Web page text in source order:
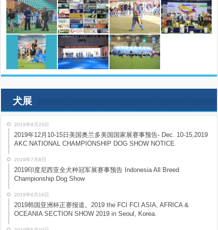
犬展
2019年9月23日
2019年12月10-15日美国奥兰多美国国家展赛事预告- Dec. 10-15,2019
AKC NATIONAL CHAMPIONSHIP DOG SHOW NOTICE
2019年7月8日
2019印度尼西亚全犬种冠军展赛事预告 Indonesia All Breed
Championship Dog Show
2019年6月16日
2019韩国亚洲杯正赛报道。2019 the FCI FCI ASIA, AFRICA &
OCEANIA SECTION SHOW 2019 in Seoul, Korea.